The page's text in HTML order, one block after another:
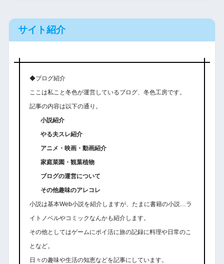
サイト紹介
◆ブログ紹介
ここは私こと冬色が運営しているブログ、冬色工房です。
記事の内容は以下の通り。
小説紹介
やる夫スレ紹介
アニメ・映画・動画紹介
家庭菜園・観葉植物
ブログの運営について
その他趣味のアレコレ
小説は基本Web小説を紹介しますが、たまに書籍の小説…ラ
イトノベルやコミックなんかも紹介します。
その他としてはゲームにポイ活に旅の記録に料理や日常のこ
となど。
日々の趣味や生活の知恵などを記事にしています。